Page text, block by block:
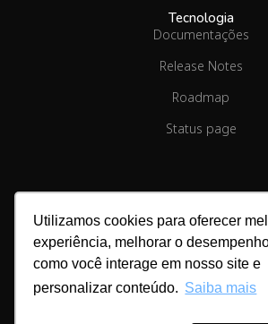
Utilizamos cookies para oferecer
experiência, melhorar o
como você interage em nosso site e
personalizar conteúdo. Saiba mais
Tecnologia
Documentações
Release Notes
Roadmap
Status page
Copyright © 2026.Linx
Cookies & Privacidade